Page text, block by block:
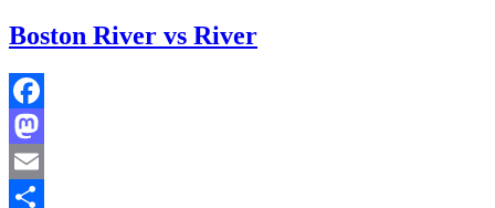
Boston River vs River
Facebook
Mastodon
Email